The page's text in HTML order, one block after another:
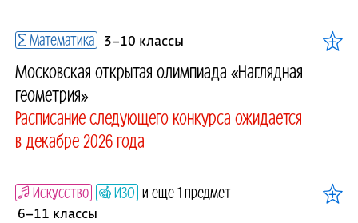
Математика 3–10 классы
Московская открытая олимпиада «Наглядная
геометрия»
Расписание следующего конкурса ожидается
в декабре 2026 года
Искусство ИЗО и еще 1 предмет
6–11 классы